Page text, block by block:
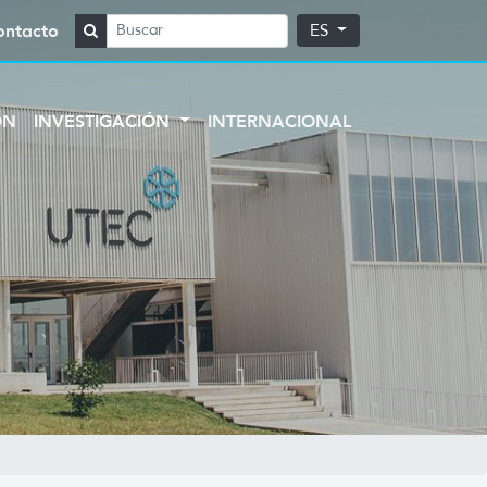
ES
INVESTIGACIÓN INTERNACIONAL